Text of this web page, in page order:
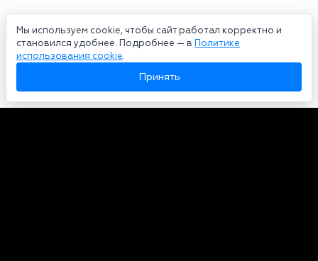
Мы используем cookie, чтобы сайт работал корректно и
становился удобнее. Подробнее — в Политике
использования cookie.
Принять